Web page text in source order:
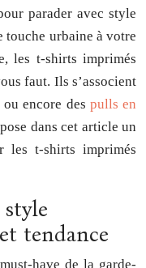
parader avec style
touche urbaine à votre
les t-shirts imprimés
faut. Ils s’associent
encore des pulls en
dans cet article un
les t-shirts imprimés
tendance
have de la garde-